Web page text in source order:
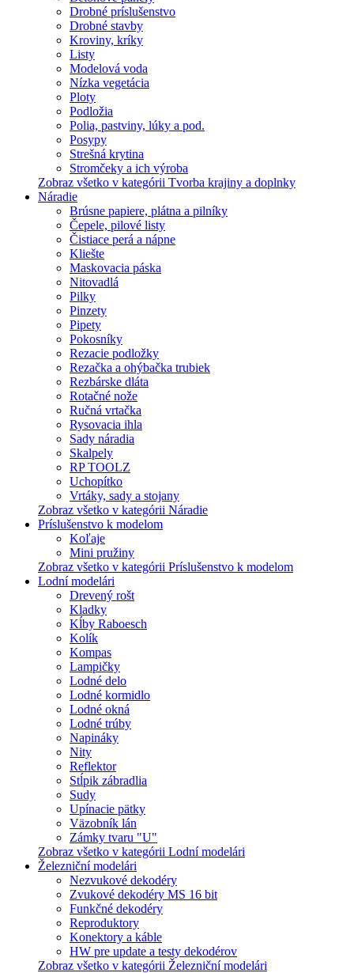
Drobné príslušenstvo
Drobné stavby
Kroviny, kríky
Listy
Modelová voda
Nízka vegetácia
Ploty
Podložia
Polia, pastviny, lúky a pod.
Posypy
Strešná krytina
Stromčeky a ich výroba
Zobraz všetko v kategórii Tvorba krajiny a doplnky
Náradie
Brúsne papiere, plátna a pilníky
Čepele, pilové listy
Čistiace perá a nápne
Kliešte
Maskovacia páska
Nitovadlá
Pilky
Pinzety
Pipety
Pokosníky
Rezacie podložky
Rezačka a ohýbačka trubiek
Rezbárske dláta
Rotačné nože
Ručná vrtačka
Rysovacia ihla
Sady náradia
Skalpely
RP TOOLZ
Uchopítko
Vrtáky, sady a stojany
Zobraz všetko v kategórii Náradie
Príslušenstvo k modelom
Koľaje
Mini pružiny
Zobraz všetko v kategórii Príslušenstvo k modelom
Lodní modelári
Drevený rošt
Kladky
Kĺby Raboesch
Kolík
Kompas
Lampičky
Lodné delo
Lodné kormidlo
Lodné okná
Lodné trúby
Napináky
Nity
Reflektor
Stĺpik zábradlia
Sudy
Upínacie pätky
Väzobník lán
Zámky tvaru "U"
Zobraz všetko v kategórii Lodní modelári
Železniční modelári
Nezvukové dekodéry
Zvukové dekodéry MS 16 bit
Funkčné dekodéry
Reproduktory
Konektory a káble
HW pre update a testy dekodérov
Zobraz všetko v kategórii Železniční modelári